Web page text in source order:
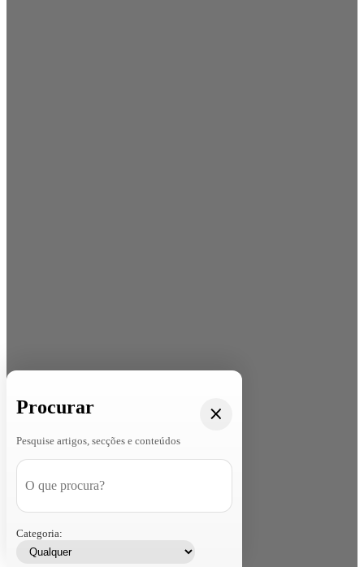
Procurar
Pesquise artigos, secções e conteúdos
Categoria: